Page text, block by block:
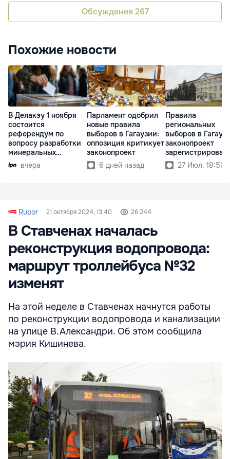
Обсуждения 267
Похожие новости
В Делакэу 1 ноября
состоится
референдум по
вопросу разработки
минеральных
ресурсов
вчера
Парламент одобрил
новые правила
выборов в Гагаузии:
оппозиция критикует
законопроект
6 дней назад
Правила
региональных
выборов в
законопроект
зарегистрирован
парламенте
27 Июл. 18:50
Rupor 21 октября 2024, 13:40 26 244
В Ставченах началась
реконструкция водопровода:
маршрут троллейбуса №32
изменят
На этой неделе в Ставченах начнутся работы
по реконструкции водопровода и канализации
на улице В.Александри. Об этом сообщила
мэрия Кишинева.